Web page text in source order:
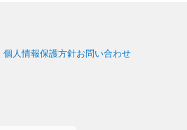
個人情報保護方針お問い合わせ